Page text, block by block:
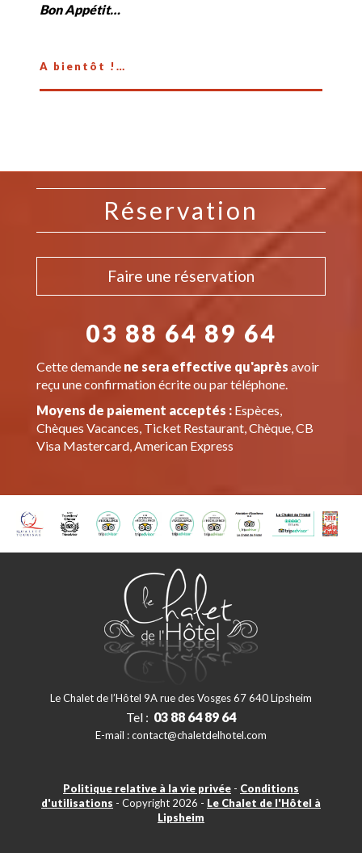
Bon Appétit…
A bientôt !…
Réservation
Faire une réservation
03 88 64 89 64
Cette demande ne sera effective qu'après avoir
reçu une confirmation écrite ou par téléphone.
Moyens de paiement acceptés :Espèces,
Chèques Vacances, Ticket Restaurant, Chèque, CB
Visa Mastercard, American Express
Le Chalet de l’Hôtel 9A rue des Vosges 67 640 Lipsheim
Tel : 03 88 64 89 64
E-mail :contact@chaletdelhotel.com
Politique relative à la vie privée - Conditions
d'utilisations - Copyright 2026 - Le Chalet de l'Hôtel à
Lipsheim